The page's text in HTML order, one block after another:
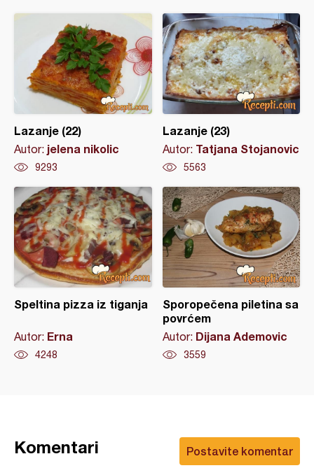
Lazanje (22)
Autor: jelena nikolic
9293
Lazanje (23)
Autor: Tatjana Stojanovic
5563
Speltina pizza iz tiganja
Autor: Erna
4248
Sporopečena piletina sa
povrćem
Autor: Dijana Ademovic
3559
Postavite komentar
Komentari